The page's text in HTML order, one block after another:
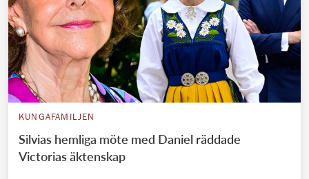
KUNGAFAMILJEN
Silvias hemliga möte med Daniel räddade
Victorias äktenskap